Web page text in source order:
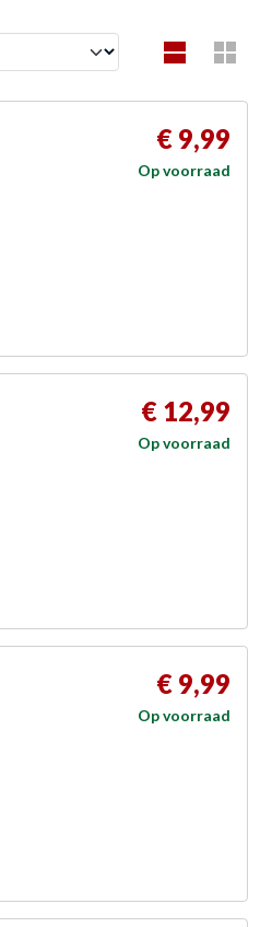
€ 9,99
Op voorraad
€ 12,99
Op voorraad
€ 9,99
Op voorraad